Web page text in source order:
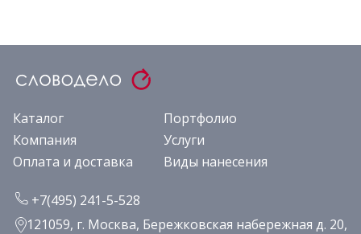
Каталог
Портфолио
Компания
Услуги
Оплата и доставка
Виды нанесения
+7(495) 241-5-528
121059, г. Москва, Бережковская набережная д. 20,